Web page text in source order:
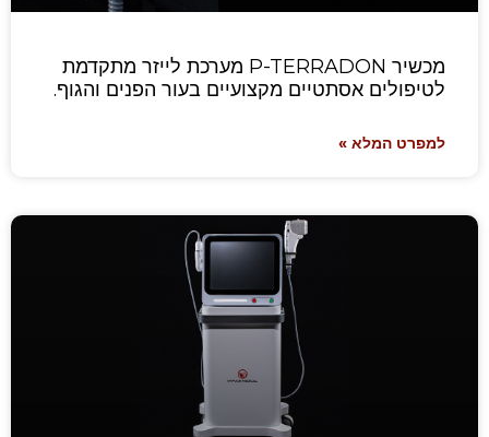
מכשיר P-TERRADON מערכת לייזר מתקדמת
לטיפולים אסתטיים מקצועיים בעור הפנים והגוף.
למפרט המלא »